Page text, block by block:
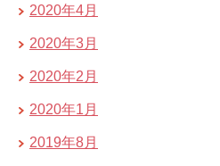
2020年4月
2020年3月
2020年2月
2020年1月
2019年8月